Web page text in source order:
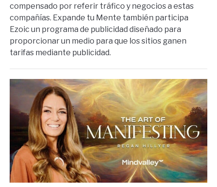
compensado por referir tráfico y negocios a estas
compañías. Expande tu Mente también participa
Ezoic un programa de publicidad diseñado para
proporcionar un medio para que los sitios ganen
tarifas mediante publicidad.